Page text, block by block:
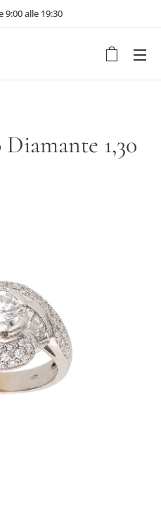
9:00 alle 19:30
1,30